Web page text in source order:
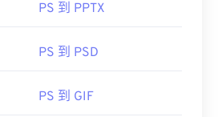
PS 到 PPTX
PS 到 PSD
PS 到 GIF